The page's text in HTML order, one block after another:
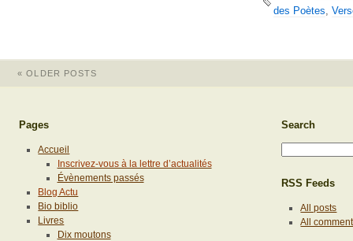
des Poètes
« OLDER POSTS
Pages
Accueil
Inscrivez-vous à la lettre d’actualités
Évènements passés
Blog Actu
Bio biblio
Livres
Dix moutons
Search
RSS Feeds
All posts
All